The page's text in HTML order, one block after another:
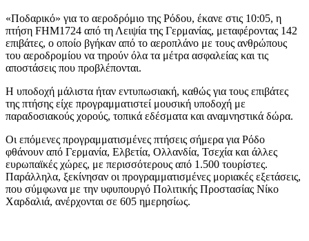
«Ποδαρικό» για το αεροδρόμιο της Ρόδου, έκανε στις 10:05, η
πτήση FHM1724 από τη Λειψία της Γερμανίας, μεταφέροντας 142
επιβάτες, ο οποίο βγήκαν από το αεροπλάνο με τους ανθρώπους
του αεροδρομίου να τηρούν όλα τα μέτρα ασφαλείας και τις
αποστάσεις που προβλέπονται.
Η υποδοχή μάλιστα ήταν εντυπωσιακή, καθώς για τους επιβάτες
της πτήσης είχε προγραμματιστεί μουσική υποδοχή με
παραδοσιακούς χορούς, τοπικά εδέσματα και αναμνηστικά δώρα.
Οι επόμενες προγραμματισμένες πτήσεις σήμερα για Ρόδο
φθάνουν από Γερμανία, Ελβετία, Ολλανδία, Τσεχία και άλλες
ευρωπαϊκές χώρες, με περισσότερους από 1.500 τουρίστες.
Παράλληλα, ξεκίνησαν οι προγραμματισμένες μοριακές εξετάσεις,
που σύμφωνα με την υφυπουργό Πολιτικής Προστασίας Νίκο
Χαρδαλιά, ανέρχονται σε 605 ημερησίως.